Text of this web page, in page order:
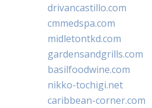
drivancastillo.com
cmmedspa.com
midletontkd.com
gardensandgrills.com
basilfoodwine.com
nikko-tochigi.net
caribbean-corner.com